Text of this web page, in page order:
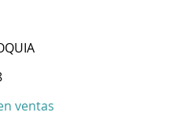
ventas